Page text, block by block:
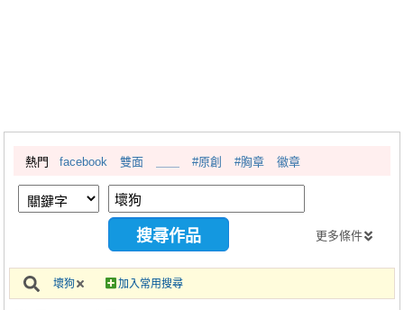
繪圖藝廊
交流中心
攤位轉讓區
會員中心
註冊會員
熱門 facebook 雙面 #原創 #胸章 徽章
更多條件
壞狗 加入常用搜尋